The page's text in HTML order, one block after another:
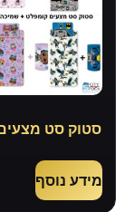
סטוק סט
מידע נוסף